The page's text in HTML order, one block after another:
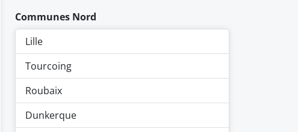
Communes Nord
Lille
Tourcoing
Roubaix
Dunkerque